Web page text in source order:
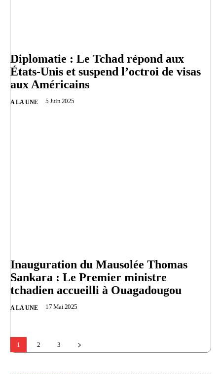
Diplomatie : Le Tchad répond aux
États-Unis et suspend l’octroi de visas
aux Américains
A LA UNE 5 Juin 2025
Inauguration du Mausolée Thomas
Sankara : Le Premier ministre
tchadien accueilli à Ouagadougou
A LA UNE 17 Mai 2025
1 2 3